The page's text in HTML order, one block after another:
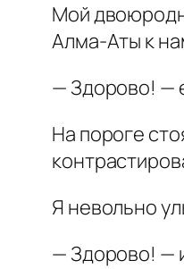
Мой
Алма-Аты к
— Здорово! —
На пороге
Я невольно
— Здорово! —